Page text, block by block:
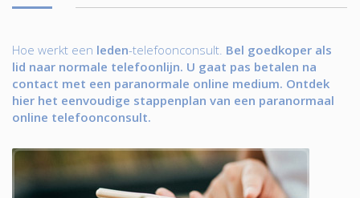
Hoe werkt een leden-telefoonconsult. Bel goedkoper als
lid naar normale telefoonlijn. U gaat pas betalen na
contact met een paranormale online medium. Ontdek
hier het eenvoudige stappenplan van een paranormaal
online telefoonconsult.